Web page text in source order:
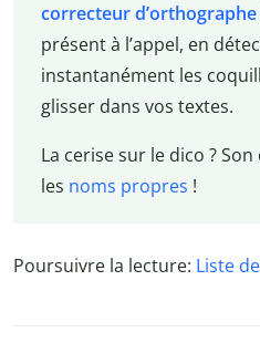
correcteur d’orthographe
présent à l’appel, en
instantanément les
glisser dans vos textes.
La cerise sur le dico ?
les noms propres !
Poursuivre la lecture: Liste